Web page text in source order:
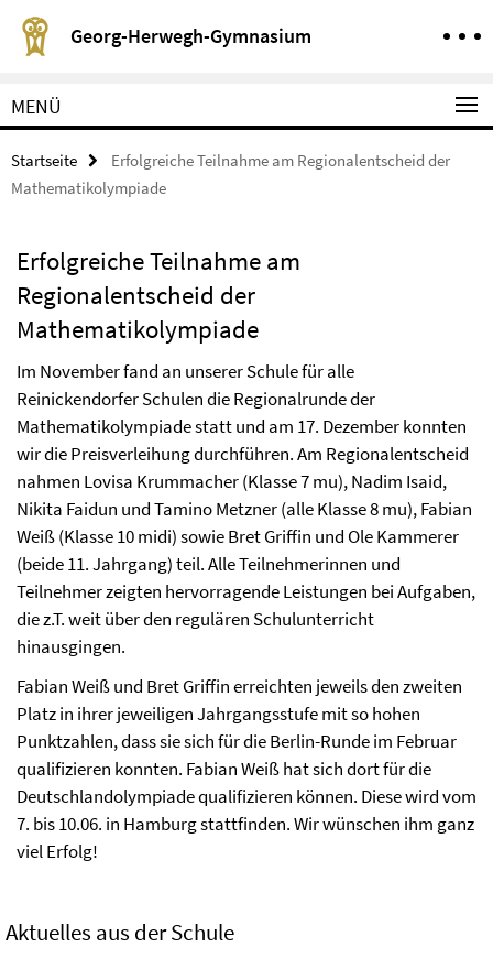
Springe direkt zu Inhalt
Georg-Herwegh-Gymnasium
Service-Navigation
MENÜ
Startseite
Erfolgreiche Teilnahme am Regionalentscheid der
Mathematikolympiade
Erfolgreiche Teilnahme am
Regionalentscheid der
Mathematikolympiade
Im November fand an unserer Schule für alle
Reinickendorfer Schulen die Regionalrunde der
Mathematikolympiade statt und am 17. Dezember konnten
wir die Preisverleihung durchführen. Am Regionalentscheid
nahmen Lovisa Krummacher (Klasse 7 mu), Nadim Isaid,
Nikita Faidun und Tamino Metzner (alle Klasse 8 mu), Fabian
Weiß (Klasse 10 midi) sowie Bret Griffin und Ole Kammerer
(beide 11. Jahrgang) teil. Alle Teilnehmerinnen und
Teilnehmer zeigten hervorragende Leistungen bei Aufgaben,
die z.T. weit über den regulären Schulunterricht
hinausgingen.
Fabian Weiß und Bret Griffin erreichten jeweils den zweiten
Platz in ihrer jeweiligen Jahrgangsstufe mit so hohen
Punktzahlen, dass sie sich für die Berlin-Runde im Februar
qualifizieren konnten. Fabian Weiß hat sich dort für die
Deutschlandolympiade qualifizieren können. Diese wird vom
7. bis 10.06. in Hamburg stattfinden. Wir wünschen ihm ganz
viel Erfolg!
Aktuelles aus der Schule